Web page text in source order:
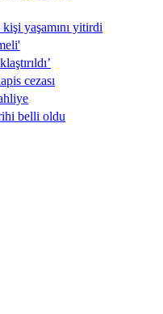
yaşamını yitirdi
cezası
belli oldu